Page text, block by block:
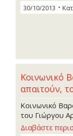
30/10/2013
Κοινωνικό
απαιτούν,
Κοινωνικό
του Γιώργου
Διαβάστε